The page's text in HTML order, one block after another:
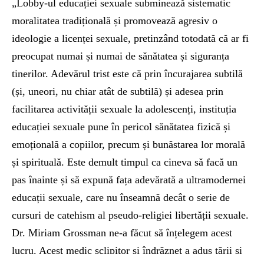
„Lobby-ul educației sexuale subminează sistematic
moralitatea tradițională și promovează agresiv o
ideologie a licenței sexuale, pretinzând totodată că ar fi
preocupat numai și numai de sănătatea și siguranța
tinerilor. Adevărul trist este că prin încurajarea subtilă
(și, uneori, nu chiar atât de subtilă) și adesea prin
facilitarea activității sexuale la adolescenți, instituția
educației sexuale pune în pericol sănătatea fizică și
emoțională a copiilor, precum și bunăstarea lor morală
și spirituală. Este demult timpul ca cineva să facă un
pas înainte și să expună fața adevărată a ultramodernei
educații sexuale, care nu înseamnă decât o serie de
cursuri de catehism al pseudo-religiei libertății sexuale.
Dr. Miriam Grossman ne-a făcut să înțelegem acest
lucru. Acest medic sclipitor și îndrăzneț a adus țării și